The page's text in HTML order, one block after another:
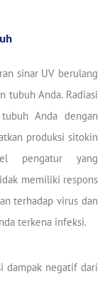
sinar UV berulang
tubuh Anda. Radiasi
Anda dengan
produksi sitokin
pengatur yang
memiliki respons
terhadap virus dan
terkena infeksi.
dampak negatif dari